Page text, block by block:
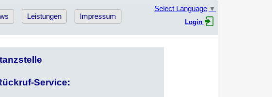
Select Language ▼
Login
Leistungen Impressum
Service: